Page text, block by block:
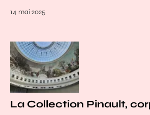
14 mai 2025
La Collection Pinault,